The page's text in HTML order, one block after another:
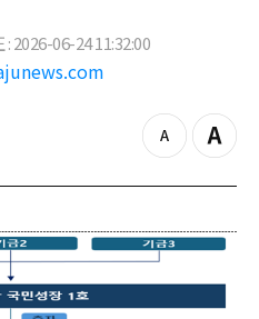
: 2026-06-24 11:32:00
z
o
o
u
Z
o
i
n